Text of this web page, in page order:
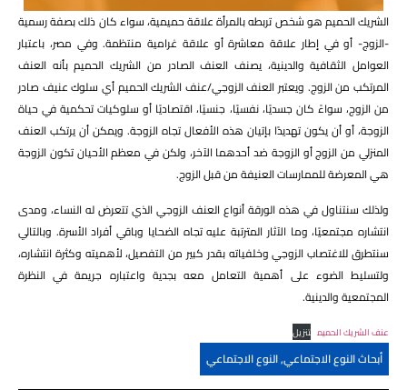
الشريك الحميم هو شخص تربطه بالمرأة علاقة حميمية، سواء كان ذلك بصفة رسمية
-الزوج- أو في إطار علاقة معاشرة أو علاقة غرامية منتظمة. وفي مصر، باعتبار
العوامل الثقافية والدينية، يصنف العنف الصادر من الشريك الحميم بأنه العنف
المرتكب من الزوج. ويعتبر العنف الزوجي/عنف الشريك الحميم أي سلوك عنيف صادر
من الزوج، سواءً كان جسديًا، نفسيًا، جنسيًا، اقتصاديًا أو سلوكيات تحكمية في حياة
الزوجة، أو أن يكون تهديدًا بإتيان هذه الأفعال تجاه الزوجة. ويمكن أن يرتكب العنف
المنزلي من الزوج أو الزوجة ضد أحدهما الآخر، ولكن في معظم الأحيان تكون الزوجة
هي المعرضة للممارسات العنيفة من قبل الزوج.
ولذلك سنتناول في هذه الورقة أنواع العنف الزوجي الذي تتعرض له النساء، ومدى
انتشاره مجتمعيًا، وما الآثار المترتبة عليه تجاه الضحايا وباقي أفراد الأسرة. وبالتالي
سنتطرق للاغتصاب الزوجي وخلفياته بقدر كبير من التفصيل، لأهميته وكثرة انتشاره،
ولتسليط الضوء على أهمية التعامل معه بجدية واعتباره جريمة في النظرة
المجتمعية والدينية.
عنف الشريك الحميم تنزيل
أبحاث النوع الاجتماعي,النوع الاجتماعي